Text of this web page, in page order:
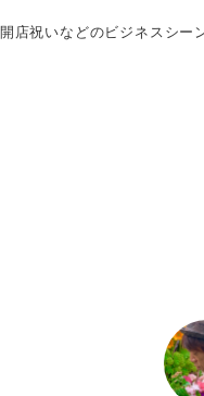
開店祝いなどのビジネスシー